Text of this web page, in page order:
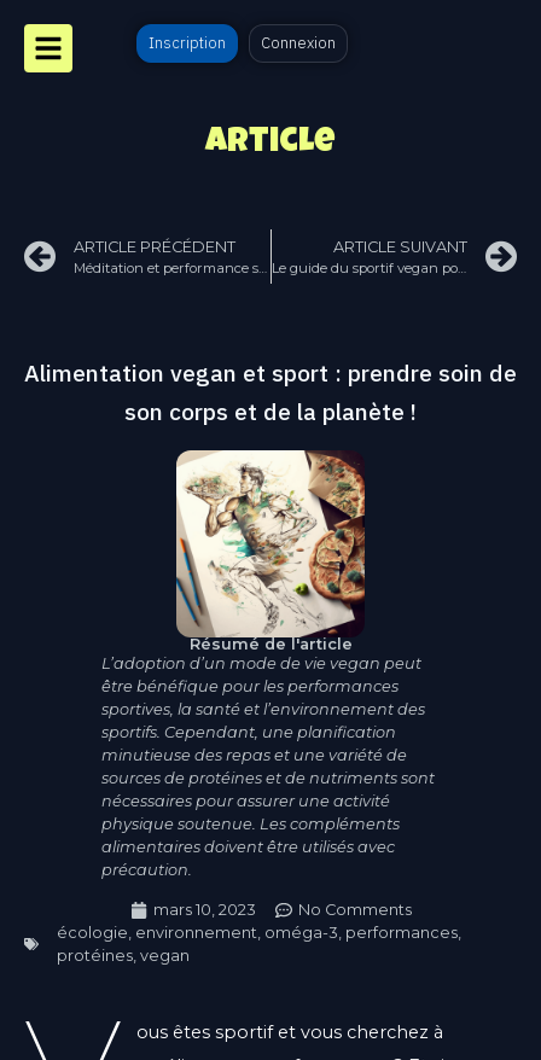
Inscription Connexion
Article
ARTICLE PRÉCÉDENT
Méditation et performance sportive : une combinaison gagnante
ARTICLE SUIVANT
Le guide du sportif vegan pour gérer ses calories comme un pro !
Alimentation vegan et sport : prendre soin de
son corps et de la planète !
Résumé de l'article
L’adoption d’un mode de vie vegan peut
être bénéfique pour les performances
sportives, la santé et l’environnement des
sportifs. Cependant, une planification
minutieuse des repas et une variété de
sources de protéines et de nutriments sont
nécessaires pour assurer une activité
physique soutenue. Les compléments
alimentaires doivent être utilisés avec
précaution.
mars 10, 2023
No Comments
écologie, environnement, oméga-3, performances,
protéines, vegan
ous êtes sportif et vous cherchez à